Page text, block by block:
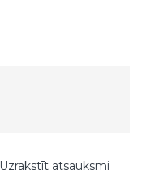
Uzrakstīt atsauksmi